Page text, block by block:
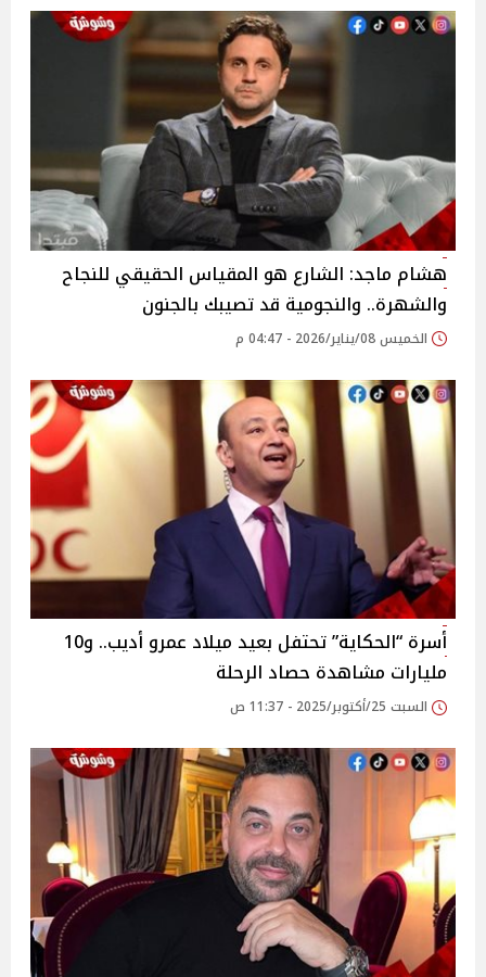
هشام ماجد: الشارع هو المقياس الحقيقي للنجاح
والشهرة.. والنجومية قد تصيبك بالجنون
الخميس 08/يناير/2026 - 04:47 م
أسرة “الحكاية” تحتفل بعيد ميلاد عمرو أديب.. و10
مليارات مشاهدة حصاد الرحلة
السبت 25/أكتوبر/2025 - 11:37 ص